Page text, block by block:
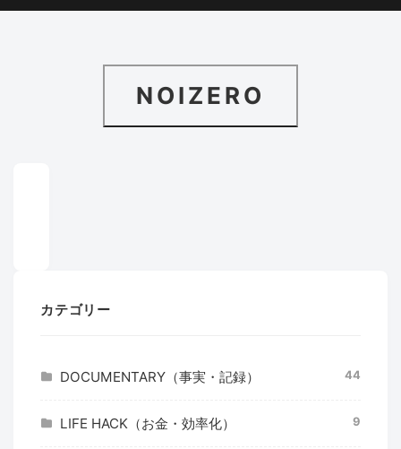
NOIZERO
カテゴリー
DOCUMENTARY（事実・記録） 44
LIFE HACK（お金・効率化） 9